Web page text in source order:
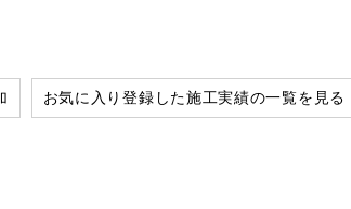
お気に入り登録した施工実績の一覧を見る